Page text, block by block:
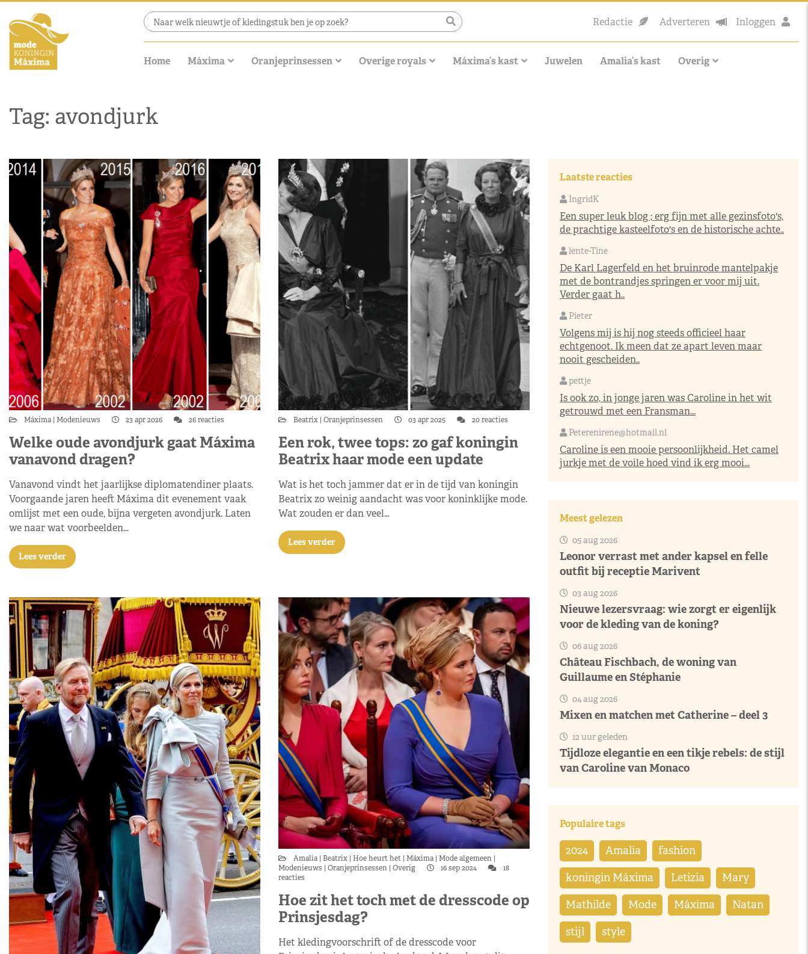
Redactie Adverteren Inloggen
Home Máxima Oranjeprinsessen Overige royals Máxima’s kast Juwelen Amalia’s kast Overig
Tag: avondjurk
Máxima Modenieuws 23 apr 2026 26 reacties
Welke oude avondjurk gaat Máxima
vanavond dragen?
Vanavond vindt het jaarlijkse diplomatendiner plaats.
Voorgaande jaren heeft Máxima dit evenement vaak
omlijst met een oude, bijna vergeten avondjurk. Laten
we naar wat voorbeelden…
Lees verder
Beatrix Oranjeprinsessen 03 apr 2025 20 reacties
Een rok, twee tops: zo gaf koningin
Beatrix haar mode een update
Wat is het toch jammer dat er in de tijd van koningin
Beatrix zo weinig aandacht was voor koninklijke mode.
Wat zouden er dan veel…
Lees verder
Amalia Beatrix Hoe heurt het Máxima Mode algemeen
Modenieuws
Oranjeprinsessen Overig 16 sep 2024
18
reacties
Hoe zit het toch met de dresscode op
Prinsjesdag?
Het kledingvoorschrift of de dresscode voor
Laatste reacties
IngridK
Een super leuk blog ; erg fijn met alle gezinsfoto's,
de prachtige kasteelfoto's en de historische achte..
lente-Tine
De Karl Lagerfeld en het bruinrode mantelpakje
met de bontrandjes springen er voor mij uit.
Verder gaat h..
Pieter
Volgens mij is hij nog steeds officieel haar
echtgenoot. Ik meen dat ze apart leven maar
nooit gescheiden..
pettje
Is ook zo, in jonge jaren was Caroline in het wit
getrouwd met een Fransman...
Peterenirene@hotmail.nl
Caroline is een mooie persoonlijkheid. Het camel
jurkje met de voile hoed vind ik erg mooi...
Meest gelezen
05 aug 2026
Leonor verrast met ander kapsel en felle
outfit bij receptie Marivent
03 aug 2026
Nieuwe lezersvraag: wie zorgt er eigenlijk
voor de kleding van de koning?
06 aug 2026
Château Fischbach, de woning van
Guillaume en Stéphanie
04 aug 2026
Mixen en matchen met Catherine – deel 3
12 uur geleden
Tijdloze elegantie en een tikje rebels: de stijl
van Caroline van Monaco
Populaire tags
2024 Amalia fashion
koningin Máxima Letizia Mary
Mathilde Mode Máxima Natan
stijl style